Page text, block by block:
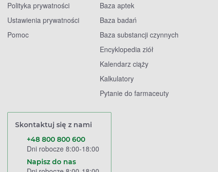
Polityka prywatności
Ustawienia prywatności
Pomoc
Baza aptek
Baza badań
Baza substancji czynnych
Encyklopedia ziół
Kalendarz ciąży
Kalkulatory
Pytanie do farmaceuty
Skontaktuj się z nami
+48 800 800 600
Dni robocze 8:00-18:00
Napisz do nas